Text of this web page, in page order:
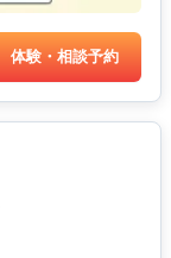
体験・相談予約